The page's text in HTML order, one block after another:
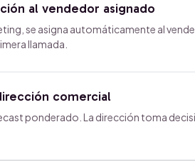
al vendedor asignado
se asigna automáticamente al
llamada.
comercial
ponderado. La dirección toma